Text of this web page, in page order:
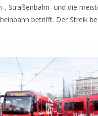
, Straßenbahn- und die
betrifft. Der Streik